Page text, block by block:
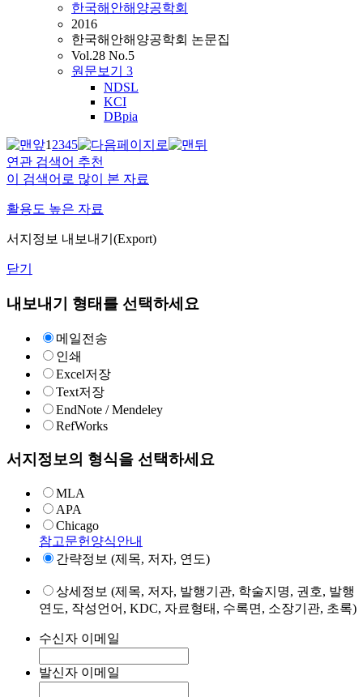
한국해안해양공학회
2016
한국해안해양공학회 논문집
Vol.28 No.5
원문보기 3
NDSL
KCI
DBpia
12345
연관 검색어 추천
이 검색어로 많이 본 자료
활용도 높은 자료
서지정보 내보내기(Export)
닫기
내보내기 형태를 선택하세요
메일전송
인쇄
Excel저장
Text저장
EndNote / Mendeley
RefWorks
서지정보의 형식을 선택하세요
MLA
APA
Chicago
참고문헌양식안내
간략정보 (제목, 저자, 연도)
상세정보 (제목, 저자, 발행기관, 학술지명, 권호, 발행
연도, 작성언어, KDC, 자료형태, 수록면, 소장기관, 초록)
수신자 이메일
발신자 이메일